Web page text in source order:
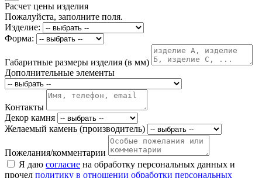
Расчет цены изделия
Пожалуйста, заполните поля.
Изделие:
Форма:
Габаритные размеры изделия (в мм)
Дополнительные элементы
Контакты
Декор камня
Желаемый камень (производитель)
Пожелания/комментарии
Я даю согласие на обработку персональных данных и
прочел политику в отношении обработки персональных